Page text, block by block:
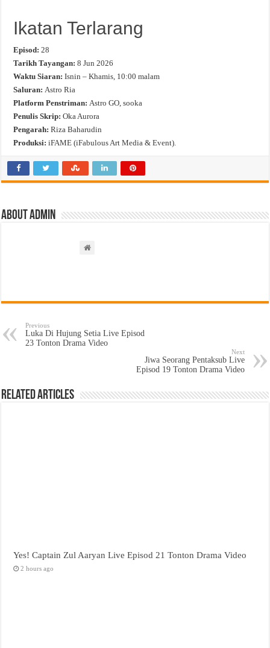
Ikatan Terlarang
Episod: 28
Tarikh Tayangan: 8 Jun 2026
Waktu Siaran: Isnin – Khamis, 10:00 malam
Saluran: Astro Ria
Platform Penstriman: Astro GO, sooka
Penulis Skrip: Oka Aurora
Pengarah: Riza Baharudin
Produksi: iFAME (iFabulous Art Media & Event).
About admin
Previous
Luka Di Hujung Setia Live Episod
23 Tonton Drama Video
Next
Jiwa Seorang Pentaksub Live
Episod 19 Tonton Drama Video
Related Articles
Yes! Captain Zul Aaryan Live Episod 21 Tonton Drama Video
2 hours ago